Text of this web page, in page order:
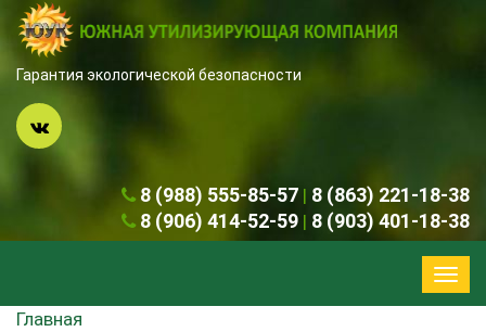
Гарантия экологической безопасности
8 (988) 555-85-57 | 8 (863) 221-18-38
8 (906) 414-52-59 | 8 (903) 401-18-38
Главная